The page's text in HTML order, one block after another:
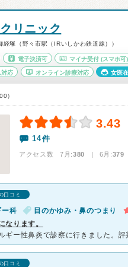
リニック
経塚（野々市駅（IRいしかわ鉄道線））
電子決済可 マイナ受付 (スマホ可)
対応 オンライン診療対応 女医
）
3.43
14件
アクセス数 7月:380 | 6月:379
口コミ
ー科 目のかゆみ・鼻のつまり
なります。
口コミ